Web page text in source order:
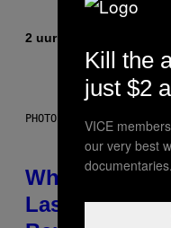
2 uur geleden
PHOTO: NASA; DR PIXEL /
Why NASA
Laser-
Kill the
just $2
VICE
our very best
documentaries.